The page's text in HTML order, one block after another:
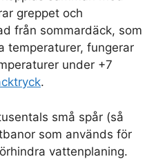
greppet och
från sommardäck, som
temperaturer, fungerar
under +7
.
små spår (så
som används för
vattenplaning.